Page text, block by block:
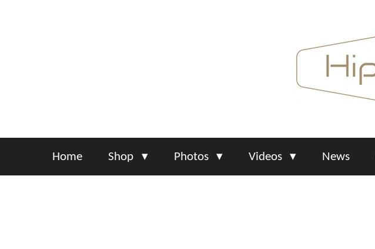
Home Shop Photos Videos News